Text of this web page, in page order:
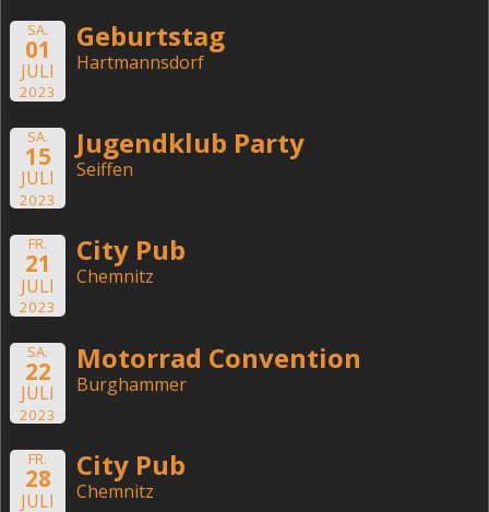
SA.
01
JULI
2023
Geburtstag
Hartmannsdorf
SA.
15
JULI
2023
Jugendklub Party
Seiffen
FR.
21
JULI
2023
City Pub
Chemnitz
SA.
22
JULI
2023
Motorrad Convention
Burghammer
FR.
28
JULI
City Pub
Chemnitz